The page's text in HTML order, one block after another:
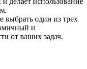
выбрать один из трех
и
от ваших задач.